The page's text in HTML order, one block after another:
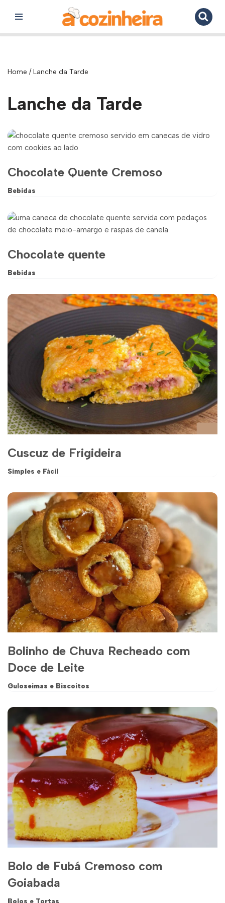
para
Home /Lanche da Tarde
Lanche da Tarde
Chocolate Quente Cremoso
Bebidas
Chocolate quente
Bebidas
Cuscuz de Frigideira
Simples e Fácil
Bolinho de Chuva Recheado com
Doce de Leite
Guloseimas e Biscoitos
Bolo de Fubá Cremoso com
Goiabada
Bolos e Tortas